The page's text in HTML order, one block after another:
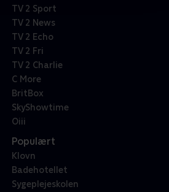
TV 2 Sport
TV 2 News
TV 2 Echo
TV 2 Fri
TV 2 Charlie
C More
BritBox
SkyShowtime
Oiii
Populært
Klovn
Badehotellet
Sygeplejeskolen